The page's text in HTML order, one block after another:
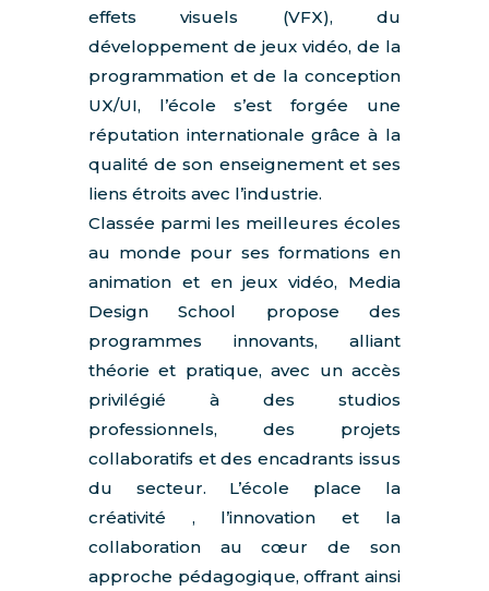
effets visuels (VFX), du
développement de jeux vidéo, de la
programmation et de la conception
UX/UI, l’école s’est forgée une
réputation internationale grâce à la
qualité de son enseignement et ses
liens étroits avec l’industrie.
Classée parmi les meilleures écoles
au monde pour ses formations en
animation et en jeux vidéo, Media
Design School propose des
programmes innovants, alliant
théorie et pratique, avec un accès
privilégié à des studios
professionnels, des projets
collaboratifs et des encadrants issus
du secteur. L’école place la
créativité , l’innovation et la
collaboration au cœur de son
approche pédagogique, offrant ainsi